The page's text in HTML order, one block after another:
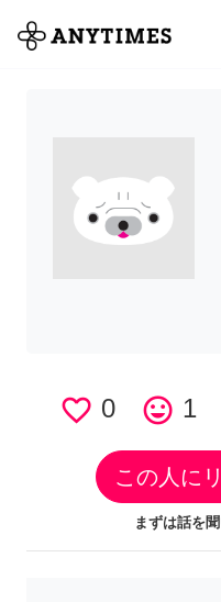
全て
favorite_border 0 tag_faces 1
この人に
まずは話を